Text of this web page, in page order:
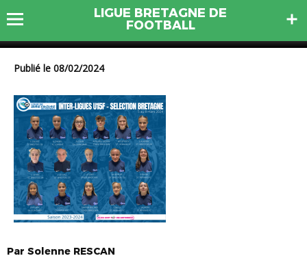
LIGUE BRETAGNE DE
FOOTBALL
SELECTION U15F 2324
Publié le 08/02/2024
Par Solenne RESCAN